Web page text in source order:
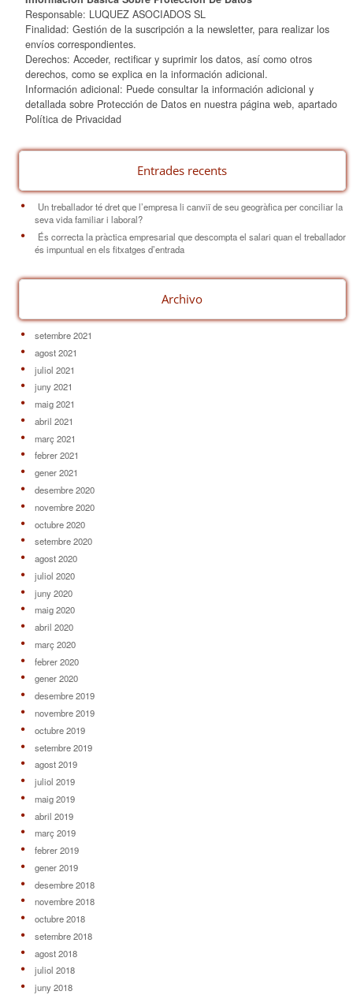
Responsable: LUQUEZ ASOCIADOS SL
Finalidad: Gestión de la suscripción a la newsletter, para realizar los
envíos correspondientes.
Derechos: Acceder, rectificar y suprimir los datos, así como otros
derechos, como se explica en la información adicional.
Información adicional: Puede consultar la información adicional y
detallada sobre Protección de Datos en nuestra página web, apartado
Política de Privacidad
Entrades recents
Un treballador té dret que l’empresa li canviï de seu geogràfica per conciliar la
seva vida familiar i laboral?
És correcta la pràctica empresarial que descompta el salari quan el treballador
és impuntual en els fitxatges d’entrada
Archivo
setembre 2021
agost 2021
juliol 2021
juny 2021
maig 2021
abril 2021
març 2021
febrer 2021
gener 2021
desembre 2020
novembre 2020
octubre 2020
setembre 2020
agost 2020
juliol 2020
juny 2020
maig 2020
abril 2020
març 2020
febrer 2020
gener 2020
desembre 2019
novembre 2019
octubre 2019
setembre 2019
agost 2019
juliol 2019
maig 2019
abril 2019
març 2019
febrer 2019
gener 2019
desembre 2018
novembre 2018
octubre 2018
setembre 2018
agost 2018
juliol 2018
juny 2018